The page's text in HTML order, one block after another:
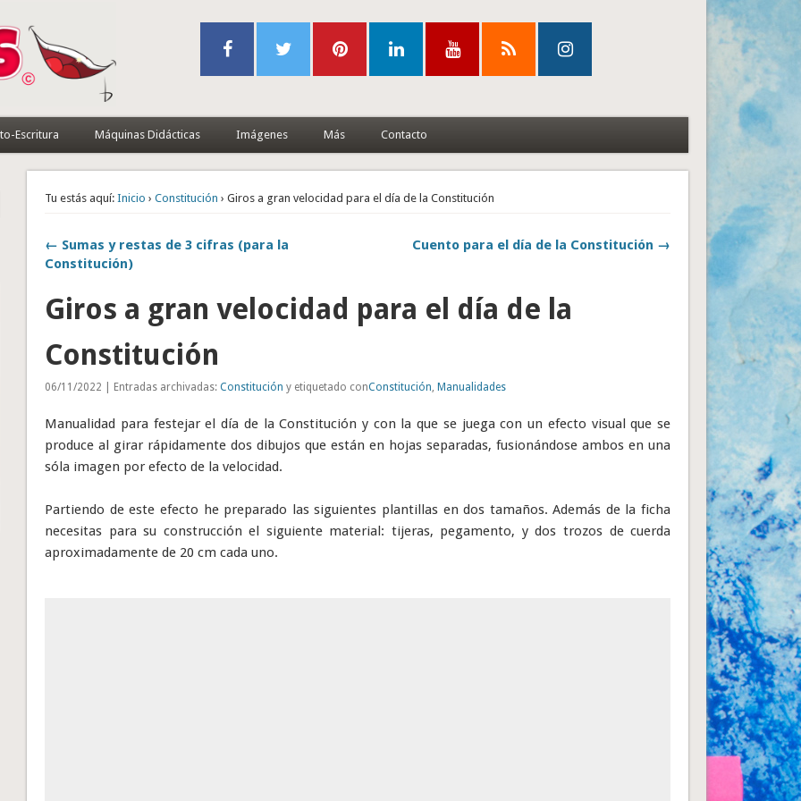
Escritura Máquinas Didácticas Imágenes Más Contacto
Tu estás aquí: Inicio ›Constitución › Giros a gran velocidad para el día de la Constitución
← Sumas y restas de 3 cifras (para la
Constitución)
Cuento para el día de la Constitución →
Giros a gran velocidad para el día de la
Constitución
06/11/2022 | Entradas archivadas:Constitución y etiquetado conConstitución,Manualidades
Manualidad para festejar el día de la Constitución y con la que se juega con un efecto visual que se
produce al girar rápidamente dos dibujos que están en hojas separadas, fusionándose ambos en una
sóla imagen por efecto de la velocidad.
Partiendo de este efecto he preparado las siguientes plantillas en dos tamaños. Además de la ficha
necesitas para su construcción el siguiente material: tijeras, pegamento, y dos trozos de cuerda
aproximadamente de 20 cm cada uno.